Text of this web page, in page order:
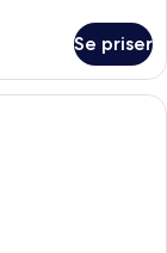
Se priser